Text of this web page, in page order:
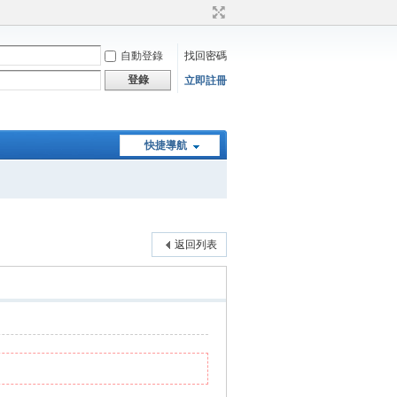
自動登錄
找回密碼
登錄
立即註冊
快捷導航
返回列表